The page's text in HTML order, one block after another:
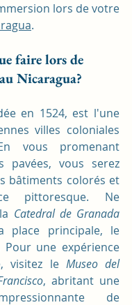
.
faire lors de
Nicaragua?
en 1524, est l'une
villes coloniales
vous promenant
pavées, vous serez
bâtiments colorés et
pittoresque. Ne
Catedral de Granada
Pour une expérience
visitez le Museo del
, abritant une
de